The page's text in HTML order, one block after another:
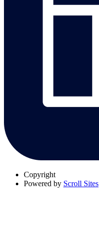
Copyright
Powered by Scroll Sites